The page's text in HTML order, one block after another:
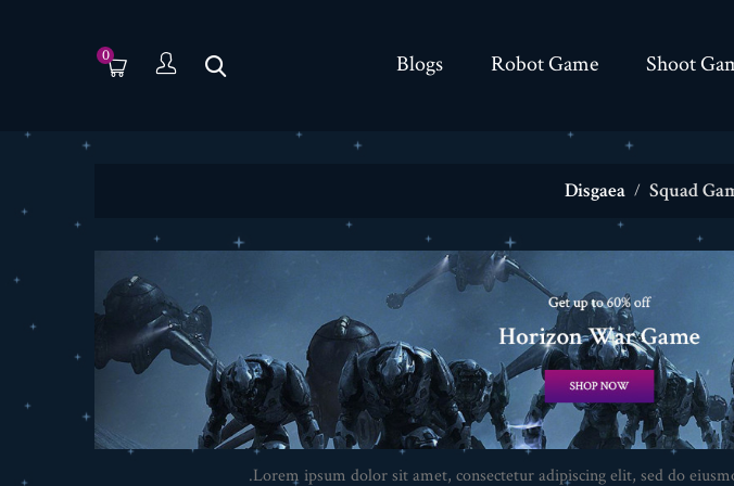
Shoot
Robot Game
Blogs
0
Squad
Disgaea
Lorem ipsum dolor sit amet, consectetur adipiscing elit, sed do